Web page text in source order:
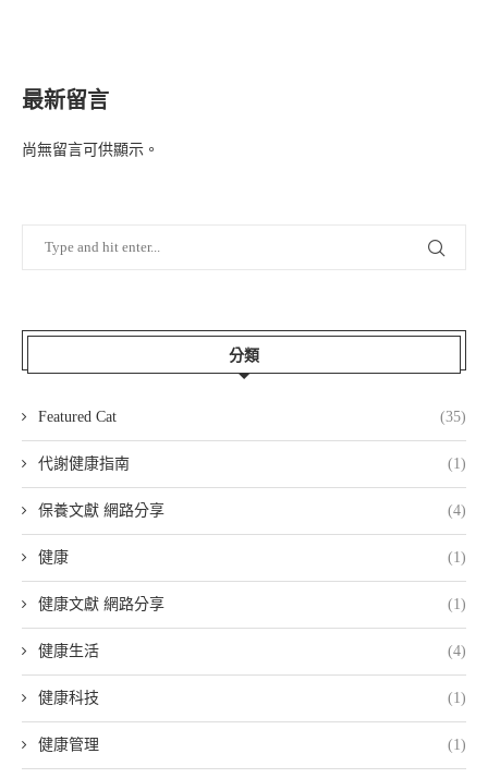
最新留言
尚無留言可供顯示。
分類
Featured Cat (35)
代謝健康指南 (1)
保養文獻 網路分享 (4)
健康 (1)
健康文獻 網路分享 (1)
健康生活 (4)
健康科技 (1)
健康管理 (1)